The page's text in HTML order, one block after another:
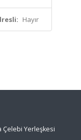
Hayır
Çelebi Yerleşkesi